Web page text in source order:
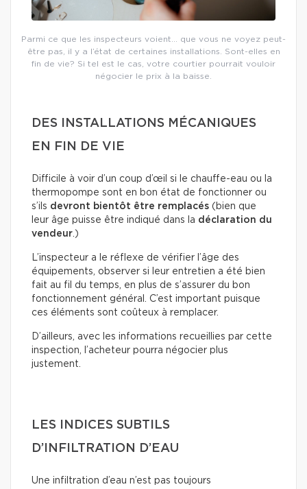
Parmi ce que les inspecteurs voient… que vous ne voyez peut-
être pas, il y a l’état de certaines installations. Sont-elles en
fin de vie? Si tel est le cas, votre courtier pourrait vouloir
négocier le prix à la baisse.
DES INSTALLATIONS MÉCANIQUES
EN FIN DE VIE
Difficile à voir d’un coup d’œil si le chauffe-eau ou la
thermopompe sont en bon état de fonctionner ou
s’ils devront bientôt être remplacés (bien que
leur âge puisse être indiqué dans la déclaration du
vendeur.)
L’inspecteur a le réflexe de vérifier l’âge des
équipements, observer si leur entretien a été bien
fait au fil du temps, en plus de s’assurer du bon
fonctionnement général. C’est important puisque
ces éléments sont coûteux à remplacer.
D’ailleurs, avec les informations recueillies par cette
inspection, l’acheteur pourra négocier plus
justement.
LES INDICES SUBTILS
D’INFILTRATION D’EAU
Une infiltration d’eau n’est pas toujours